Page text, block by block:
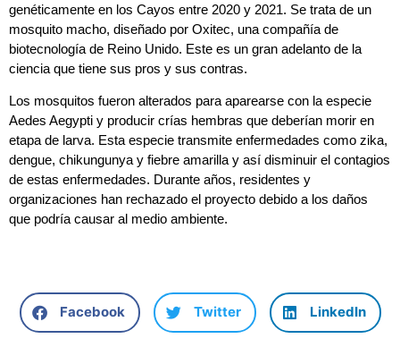
genéticamente en los Cayos entre 2020 y 2021. Se trata de un
mosquito macho, diseñado por Oxitec, una compañía de
biotecnología de Reino Unido. Este es un gran adelanto de la
ciencia que tiene sus pros y sus contras.
Los mosquitos fueron alterados para aparearse con la especie
Aedes Aegypti y producir crías hembras que deberían morir en
etapa de larva. Esta especie transmite enfermedades como zika,
dengue, chikungunya y fiebre amarilla y así disminuir el contagios
de estas enfermedades. Durante años, residentes y
organizaciones han rechazado el proyecto debido a los daños
que podría causar al medio ambiente.
Facebook Twitter LinkedIn